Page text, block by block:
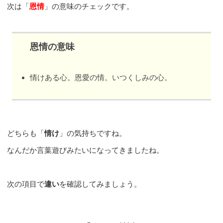
次は「恩情 」の意味のチェックです。
恩情の意味
情けある心。恩愛の情。いつくしみの心。
どちらも「情け 」の気持ちですね。
なんだか言葉遊びみたいになってきましたね。
次の項目で違いを確認してみましょう。